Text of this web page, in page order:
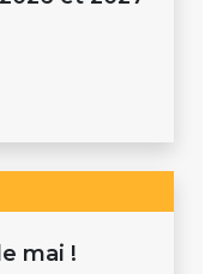
mai !